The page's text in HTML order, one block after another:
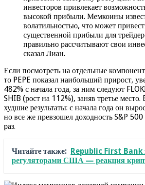
инвесторов привлекает
высокой прибыли. Мемкоины
волатильностью, что может
существенной прибыли для
правильно рассчитывают свои
сказал Лиан.
Если посмотреть на отдельные
то PEPE показал наибольший прирост,
482% с начала года, за ним следуют
SHIB (рост на 112%), заняв третье место.
худшие результаты: с начала года он
но все же превзошел доходность S&P
раз.
Читайте также: Republic First Bank
регуляторами США — реакция